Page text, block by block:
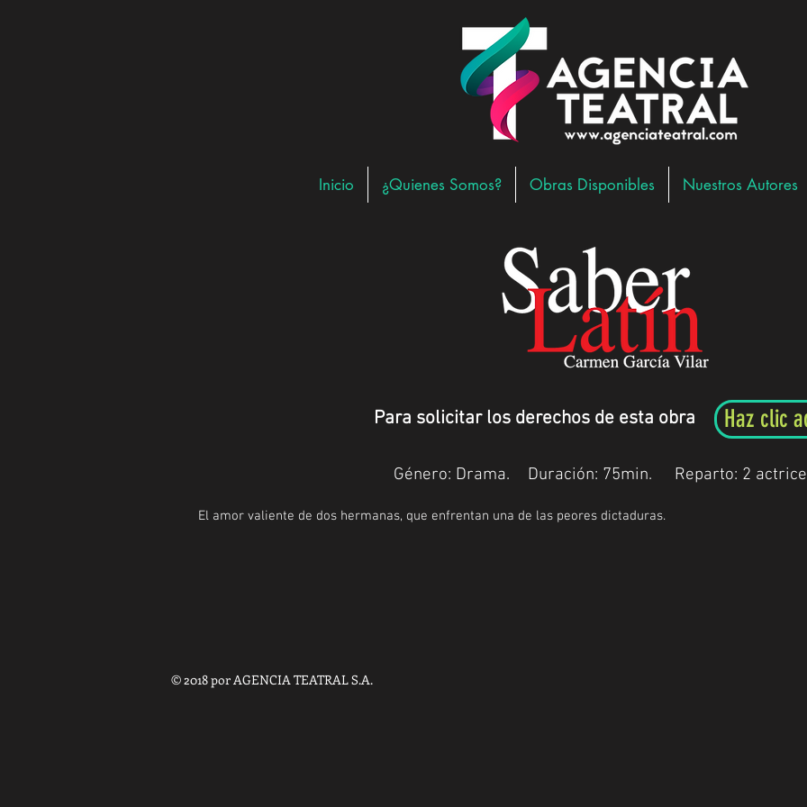
Inicio ¿Quienes Somos? Obras Disponibles Nuestros Autores
Género: Drama. Duración: 75min. Reparto: 2
El amor valiente de dos hermanas, que enfrentan una de las peores dictaduras.
Haz clic
Para solicitar los derechos de esta obra
© 2018 por AGENCIA TEATRAL S.A.